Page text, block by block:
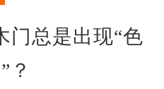
门总是出现“色
？